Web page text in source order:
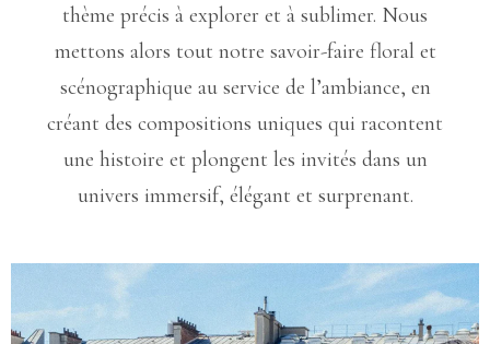
thème précis à explorer et à sublimer. Nous
mettons alors tout notre savoir-faire floral et
scénographique au service de l’ambiance, en
créant des compositions uniques qui racontent
une histoire et plongent les invités dans un
univers immersif, élégant et surprenant.